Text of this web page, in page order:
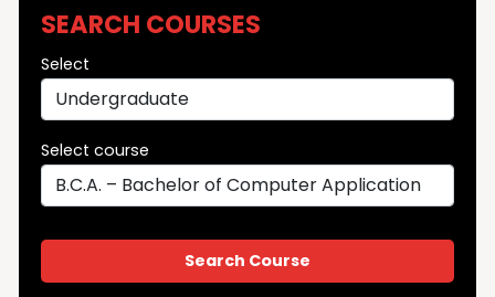
SEARCH COURSES
Select
Select course